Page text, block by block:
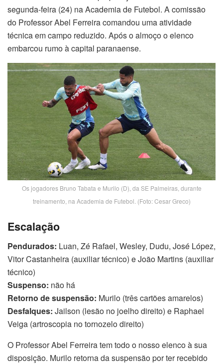
segunda-feira (24) na Academia de Futebol. A comissão
do Professor Abel Ferreira comandou uma atividade
técnica em campo reduzido. Após o almoço o elenco
embarcou rumo à capital paranaense.
Os jogadores Bruno Tabata e Murilo (D), da SE Palmeiras, durante
treinamento, na Academia de Futebol. (Foto: Cesar Greco)
Escalação
Pendurados: Luan, Zé Rafael, Wesley, Dudu, José López,
Vitor Castanheira (auxiliar técnico) e João Martins (auxiliar
técnico)
Suspenso: não há
Retorno de suspensão: Murilo (três cartões amarelos)
Desfalques: Jailson (lesão no joelho direito) e Raphael
Veiga (artroscopia no tornozelo direito)
O Professor Abel Ferreira tem todo o nosso elenco à sua
disposição. Murilo retorna da suspensão por ter recebido